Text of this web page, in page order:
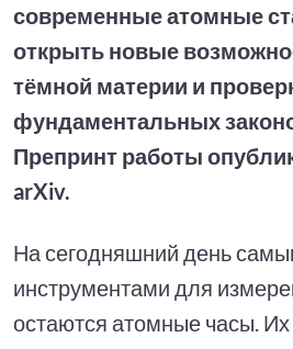
современные атомные
открыть новые
тёмной материи и
фундаментальных
Препринт работы
arXiv.
На сегодняшний день
инструментами для
остаются атомные часы.